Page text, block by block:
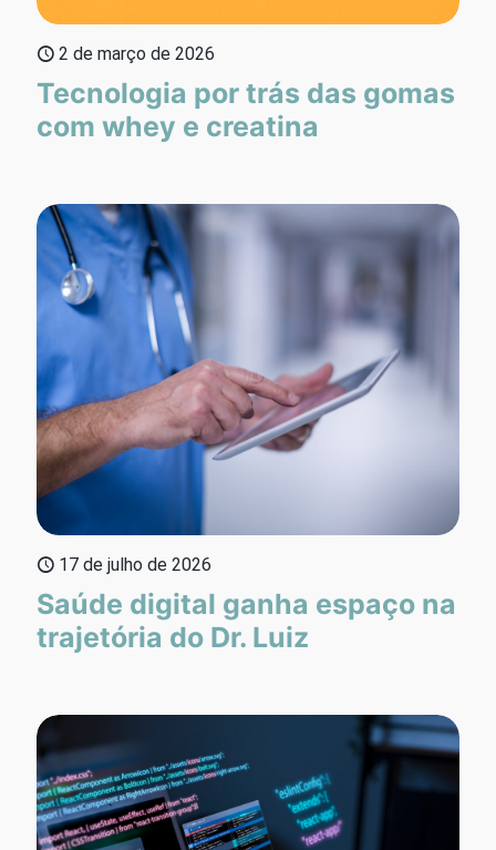
2 de março de 2026
Tecnologia por trás das gomas
com whey e creatina
17 de julho de 2026
Saúde digital ganha espaço na
trajetória do Dr. Luiz